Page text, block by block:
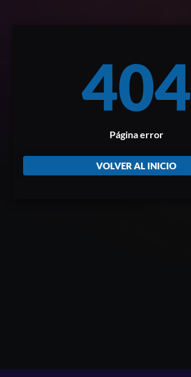
404
Página error
VOLVER AL INICIO